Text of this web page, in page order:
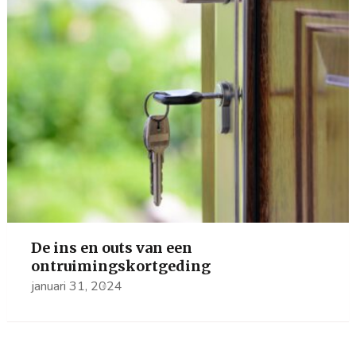
De ins en outs van een
ontruimingskortgeding
januari 31, 2024